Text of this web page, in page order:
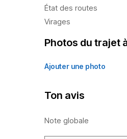
État des routes
Virages
Photos du trajet
Ajouter une photo
Ton avis
Note globale